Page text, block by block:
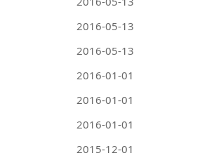
2016-05-13
2016-05-13
2016-01-01
2016-01-01
2016-01-01
2015-12-01